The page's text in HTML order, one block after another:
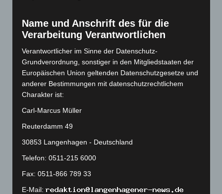
Oktober 2023(114)
September 2023(133)
August 2023(134)
Juli 2023(118)
Juni 2023 (142)
Mai 2023(139)
April 2023(155)
März 2023(174)
Februar 2023(154)
Januar 2023(140)
Dezember 2022 (130)
November 2022
(167)
Name und Anschrift des für die
Verarbeitung Verantwortlichen
Verantwortlicher im Sinne der Datenschutz-
Grundverordnung, sonstiger in den Mitgliedstaaten der
Europäischen Union geltenden Datenschutzgesetze und
anderer Bestimmungen mit datenschutzrechtlichem
Charakter ist:
Carl-Marcus Müller
Reuterdamm 49
30853 Langenhagen - Deutschland
Telefon: 0511-215 6000
Fax: 0511-866 789 33
E-Mail: